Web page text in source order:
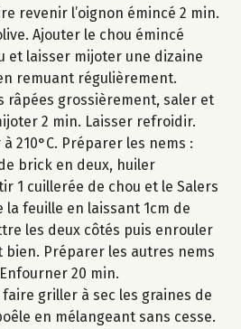
revenir l’oignon émincé 2 min.
Ajouter le chou émincé
et laisser mijoter une dizaine
remuant régulièrement.
râpées grossièrement, saler et
2 min. Laisser refroidir.
210°C. Préparer les nems :
brick en deux, huiler
1 cuillerée de chou et le Salers
la feuille en laissant 1cm de
les deux côtés puis enrouler
bien. Préparer les autres nems
20 min.
griller à sec les graines de
en mélangeant sans cesse.